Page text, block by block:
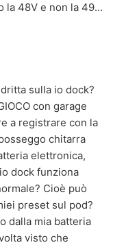
la 48V e non la 49...
sulla io dock?
con garage
a registrare con la
chitarra
elettronica,
dock funziona
Cioè può
preset sul pod?
dalla mia batteria
visto che